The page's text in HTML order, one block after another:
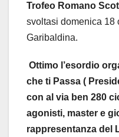
Trofeo Romano
svoltasi domenica 18
Garibaldina.
Ottimo l’esordio
che ti Passa (
con al via ben 280
agonisti, master e
rappresentanza del